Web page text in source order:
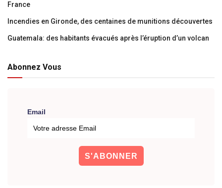
France
Incendies en Gironde, des centaines de munitions découvertes
Guatemala: des habitants évacués après l’éruption d’un volcan
Abonnez Vous
Email